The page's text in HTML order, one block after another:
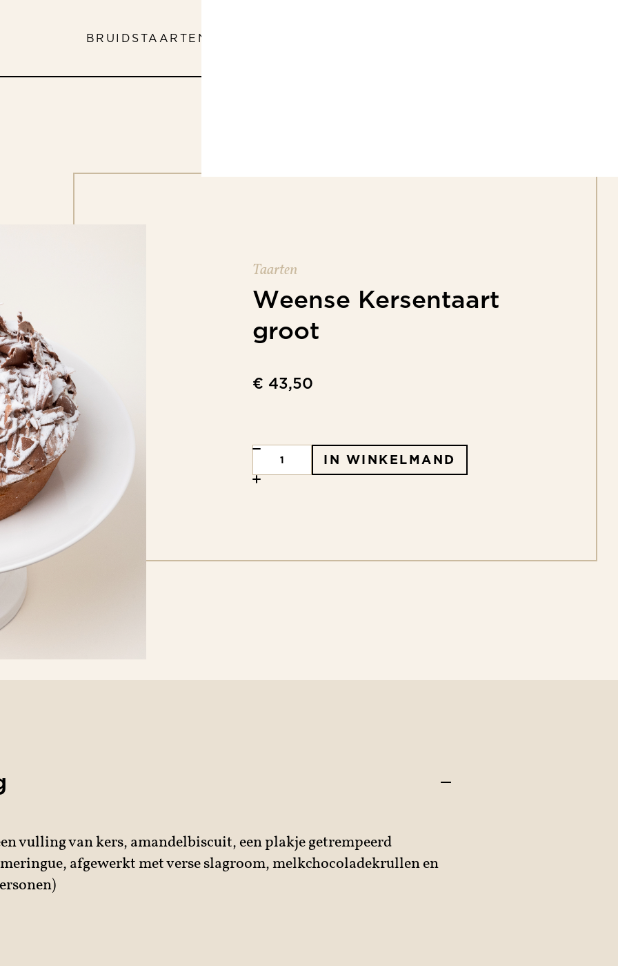
BRUIDSTAARTEN
Taarten
Weense Kersentaart
groot
€ 43,50
IN WINKELMAND
vulling van kers, amandelbiscuit, een plakje getrempeerd
afgewerkt met verse slagroom, melkchocoladekrullen en